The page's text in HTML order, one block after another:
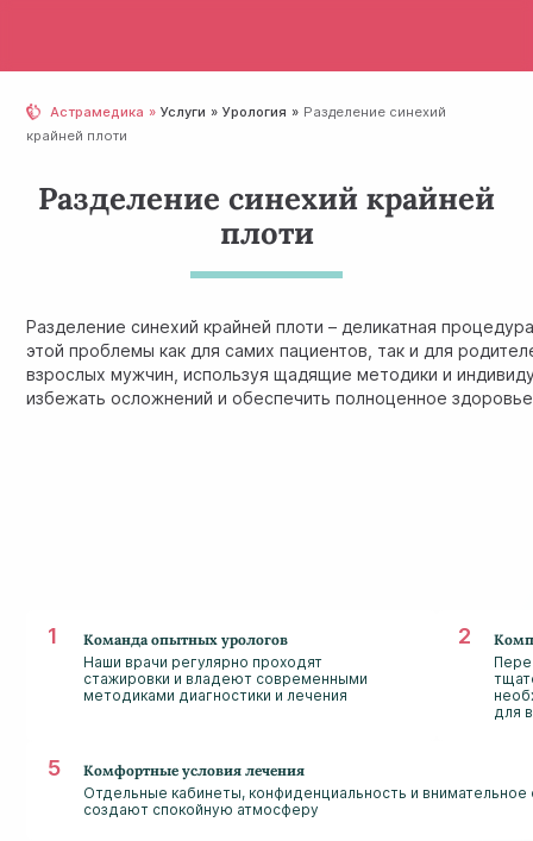
Астрамедика Услуги Урология
Разделение синехий
крайней плоти
Разделение синехий крайней
плоти
Разделение синехий крайней плоти – деликатная
этой проблемы как для самих пациентов, так и для
взрослых мужчин, используя щадящие методики и
избежать осложнений и обеспечить полноценное
Команда опытных урологов
Наши врачи регулярно проходят
стажировки и владеют современными
методиками диагностики и лечения
для
Комфортные условия лечения
Отдельные кабинеты, конфиденциальность и
создают спокойную атмосферу